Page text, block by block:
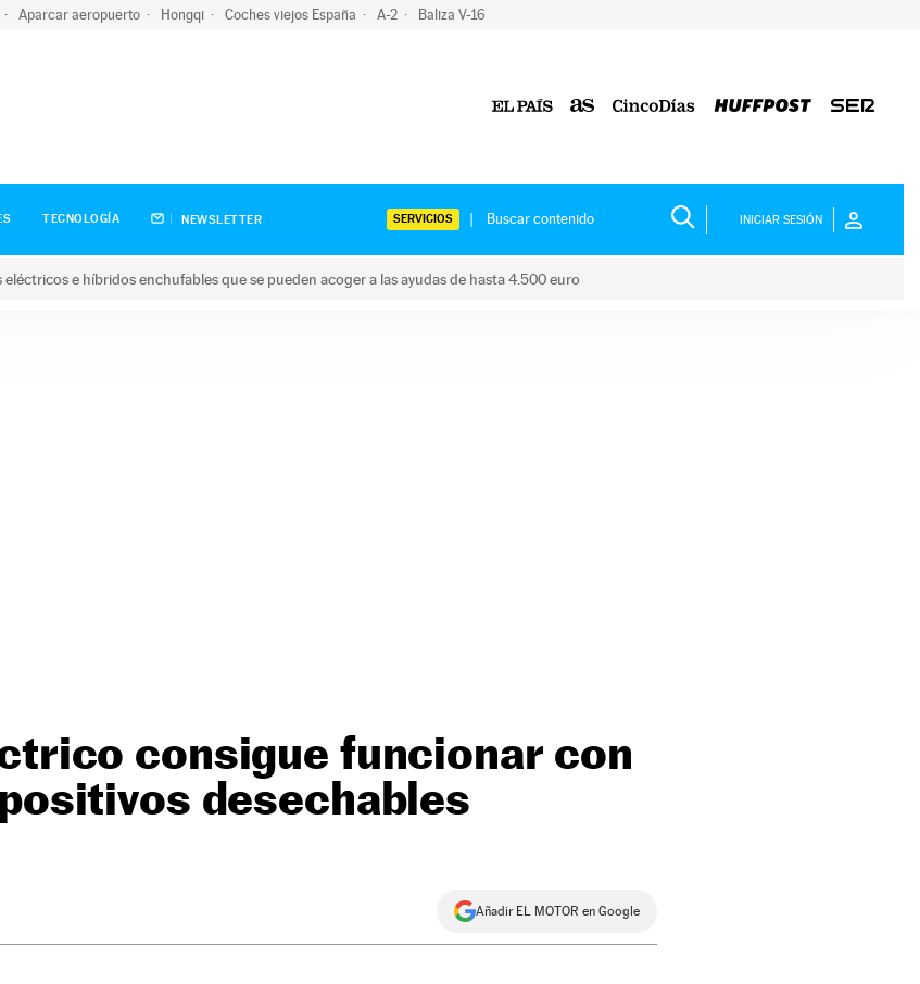
Aparcar aeropuerto Hongqi Coches viejos España A-2 Baliza V-16
TECNOLOGÍA NEWSLETTER SERVICIOS INICIAR SESIÓN
e híbridos enchufables que se pueden acoger a las ayudas de hasta 4.500 euro
consigue funcionar con
desechables
Añadir EL MOTOR en Google